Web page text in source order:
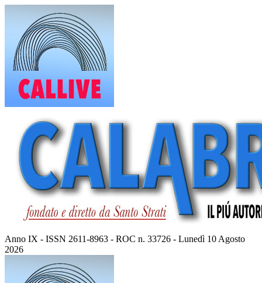
contenuto
Anno IX - ISSN 2611-8963 - ROC n. 33726 - Lunedì 10 Agosto
2026